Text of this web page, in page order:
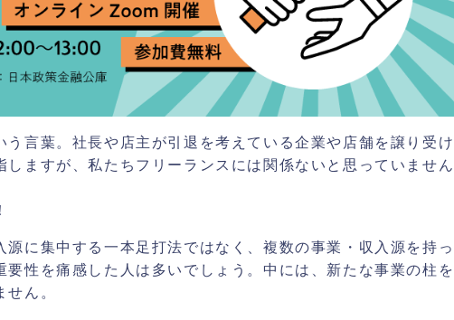
う言葉。社長や店主が引退を考えている企業や店舗を譲り受け
しますが、私たちフリーランスには関係ないと思っていません
源に集中する一本足打法ではなく、複数の事業・収入源を持っ
要性を痛感した人は多いでしょう。中には、新たな事業の柱を
ん。